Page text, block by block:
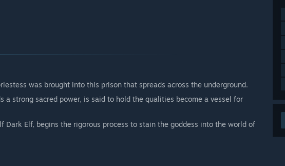
was brought into this prison that spreads across the underground.
a strong sacred power, is said to hold the qualities become a vessel for
Dark Elf, begins the rigorous process to stain the goddess into the world of